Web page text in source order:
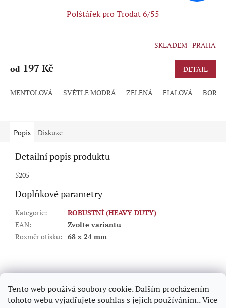
Tento web používá soubory cookie. Dalším procházením
tohoto webu vyjadřujete souhlas s jejich používáním.. Více
Polštářek pro Trodat 6/55
produktu
z
SKLADEM - PRAHA
od 197 Kč DETAIL
MENTOLOVÁ SVĚTLE MODRÁ ZELENÁ FIALOVÁ
Popis Diskuze
Detailní popis produktu
5205
Doplňkové parametry
Kategorie:
ROBUSTNÍ (HEAVY DUTY)
EAN:
Zvolte variantu
Rozměr otisku: 68 x 24 mm
á